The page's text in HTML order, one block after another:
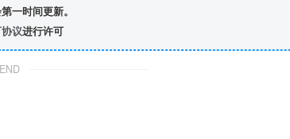
一时间更新。
议进行许可